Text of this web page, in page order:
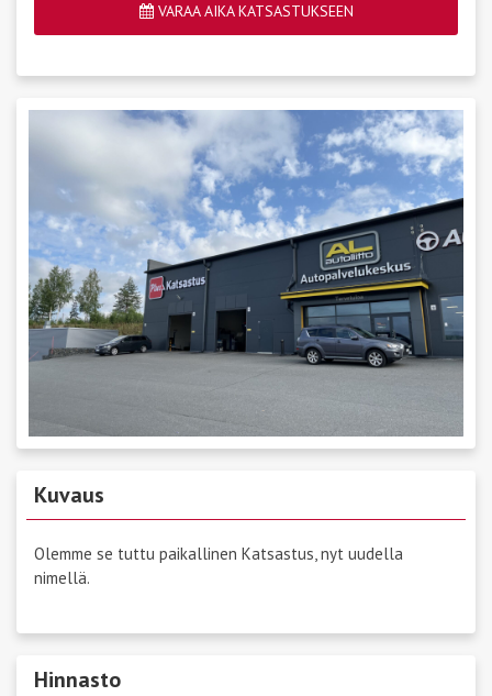
VARAA AIKA KATSASTUKSEEN
Kuvaus
Olemme se tuttu paikallinen Katsastus, nyt uudella
nimellä.
Hinnasto